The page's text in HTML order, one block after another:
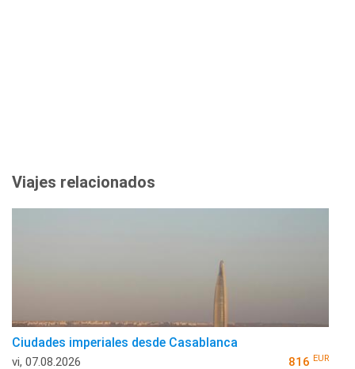
Viajes relacionados
Ciudades imperiales desde Casablanca
vi, 07.08.2026 816 EUR